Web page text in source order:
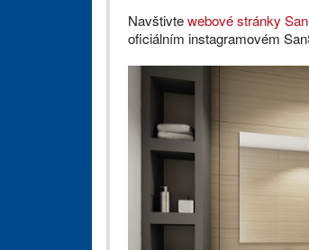
Navštivtewebové stránky
oficiálním instagramovém